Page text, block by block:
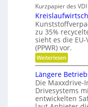
b
e
s
c
h
a
f
f
u
n
g
e
r
k
e
e
s
H
y
b
r
i
d
-
K
u
g
e
l
h
n
e
l
l
g
e
n
a
u
p
o
s
i
t
Kurzpapier des VDI
zu 35%
sieht es die
(PPWR) vor.
Weiterlesen:
K
r
e
i
s
l
a
Längere
Die Maxxdrive-
Drivesystems
entwickelten